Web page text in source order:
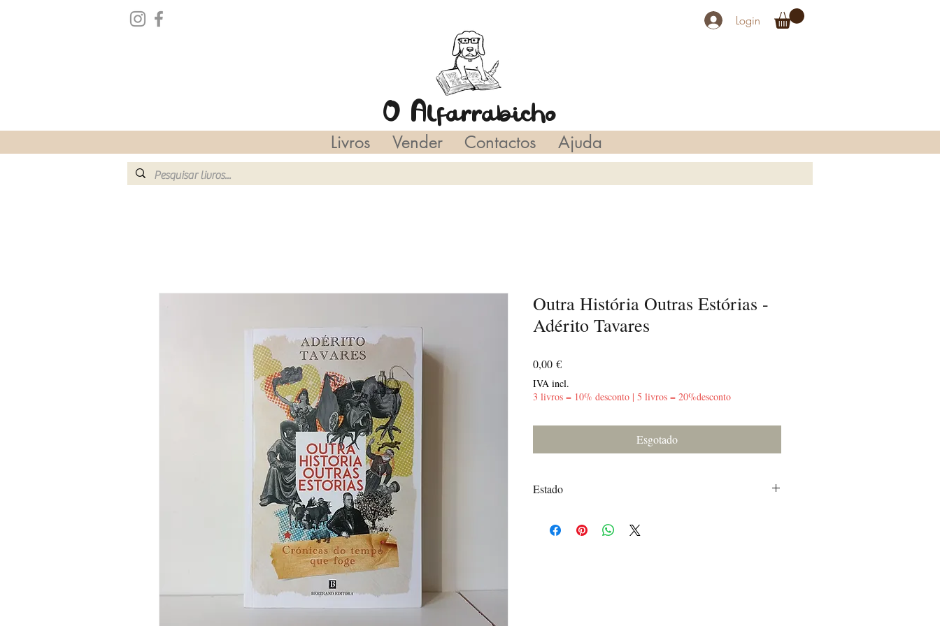
O Alfarrabicho
Login
Livros Vender Contactos Ajuda
Outra História Outras Estórias -
Adérito Tavares
0,00 €Preço
IVA incl.
3 livros = 10% desconto | 5 livros = 20%desconto
Esgotado
Estado